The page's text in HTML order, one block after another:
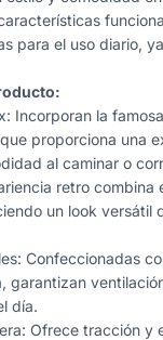
para el uso diario,
Incorporan la
proporciona una
al caminar o
retro combina
un look versátil
Confeccionadas
garantizan
día.
Ofrece tracción y